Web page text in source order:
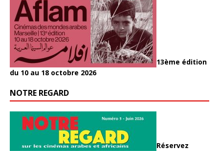
13ème édition
du 10 au 18 octobre 2026
NOTRE REGARD
Réservez